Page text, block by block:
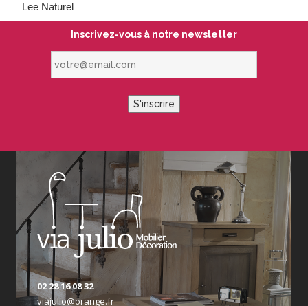
Lee Naturel
Inscrivez-vous à notre newsletter
S'inscrire
02 28 16 08 32
viajulio@orange.fr